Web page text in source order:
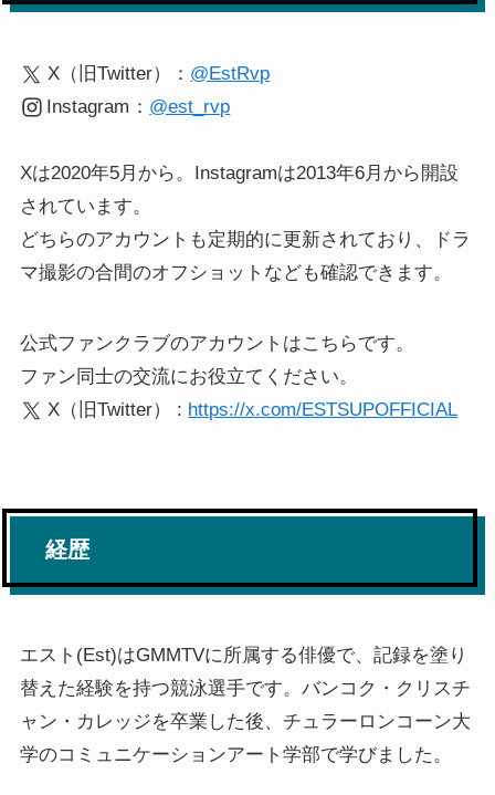
X（旧Twitter）： @EstRvp
Instagram ： @est_rvp
Xは2020年5月から。Instagramは2013年6月から開設
されています。
どちらのアカウントも定期的に更新されており、ドラ
マ撮影の合間のオフショットなども確認できます。
公式ファンクラブのアカウントはこちらです。
ファン同士の交流にお役立てください。
X（旧Twitter） : https://x.com/ESTSUPOFFICIAL
経歴
エスト(Est)はGMMTVに所属する俳優で、記録を塗り
替えた経験を持つ競泳選手です。バンコク・クリスチ
ャン・カレッジを卒業した後、チュラーロンコーン大
学のコミュニケーションアート学部で学びました。